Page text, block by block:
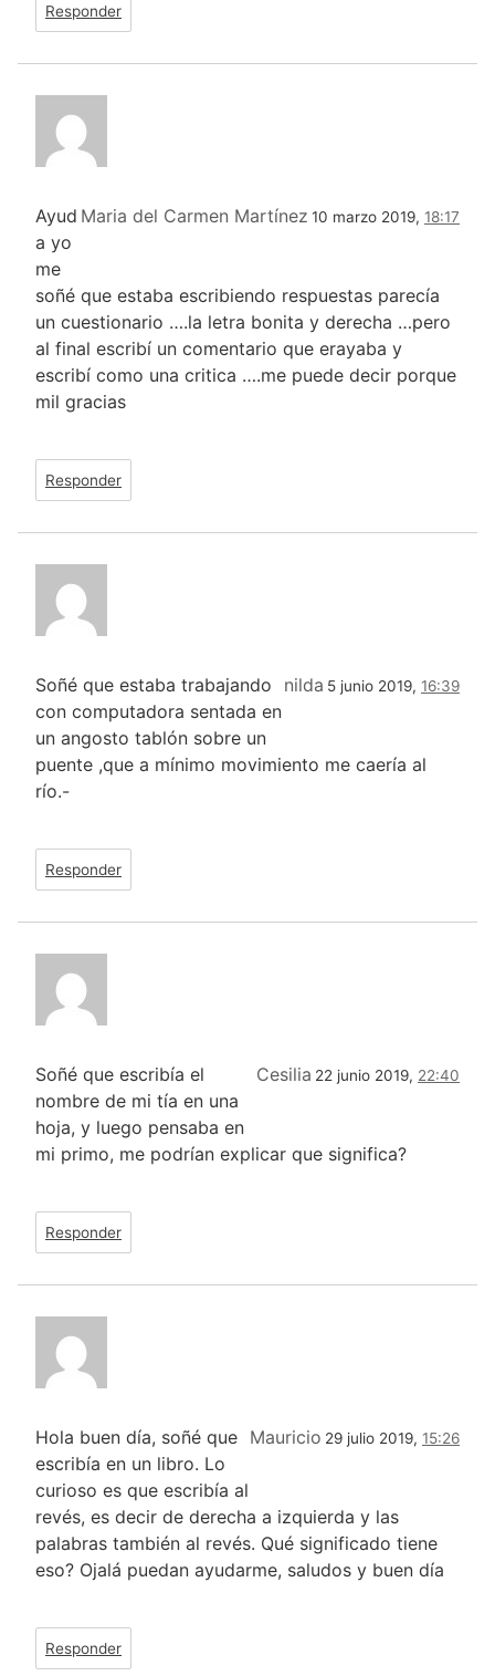
Responder
Maria del Carmen Martínez 10 marzo 2019, 18:17
Ayud
a yo
me
soñé que estaba escribiendo respuestas parecía
un cuestionario ….la letra bonita y derecha …pero
al final escribí un comentario que erayaba y
escribí como una critica ….me puede decir porque
mil gracias
Responder
nilda 5 junio 2019, 16:39
Soñé que estaba trabajando
con computadora sentada en
un angosto tablón sobre un
puente ,que a mínimo movimiento me caería al
río.-
Responder
Cesilia 22 junio 2019, 22:40
Soñé que escribía el
nombre de mi tía en una
hoja, y luego pensaba en
mi primo, me podrían explicar que significa?
Responder
Mauricio 29 julio 2019, 15:26
Hola buen día, soñé que
escribía en un libro. Lo
curioso es que escribía al
revés, es decir de derecha a izquierda y las
palabras también al revés. Qué significado tiene
eso? Ojalá puedan ayudarme, saludos y buen día
Responder